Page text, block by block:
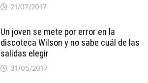
21/07/2017
Un joven se mete por error en la
discoteca Wilson y no sabe cuál de las
salidas elegir
31/05/2017